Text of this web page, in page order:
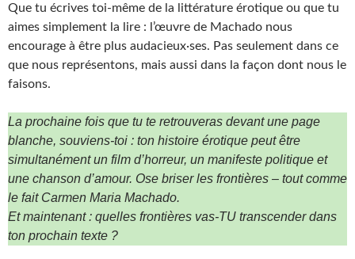
Que tu écrives toi-même de la littérature érotique ou que tu
aimes simplement la lire : l’œuvre de Machado nous
encourage à être plus audacieux·ses. Pas seulement dans ce
que nous représentons, mais aussi dans la façon dont nous le
faisons.
La prochaine fois que tu te retrouveras devant une page
blanche, souviens-toi : ton histoire érotique peut être
simultanément un film d’horreur, un manifeste politique et
une chanson d’amour. Ose briser les frontières – tout comme
le fait Carmen Maria Machado.
Et maintenant : quelles frontières vas-TU transcender dans
ton prochain texte ?